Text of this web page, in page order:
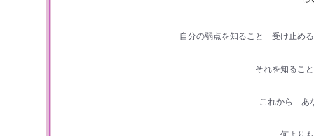
自分の弱点を知ること 受け止め
それを知るこ
これから あ